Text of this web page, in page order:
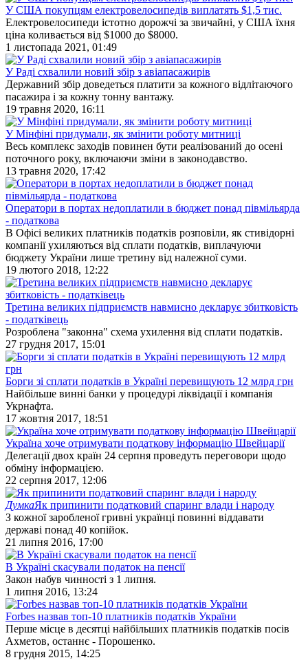
У США покупцям електровелосипедів виплатять $1,5 тис.
Електровелосипеди істотно дорожчі за звичайні, у США їхня
ціна коливається від $1000 до $8000.
1 листопада 2021, 01:49
У Раді схвалили новий збір з авіапасажирів
Державний збір доведеться платити за кожного відлітаючого
пасажира і за кожну тонну вантажу.
19 травня 2020, 16:11
У Мінфіні придумали, як змінити роботу митниці
Весь комплекс заходів повинен бути реалізований до осені
поточного року, включаючи зміни в законодавство.
13 травня 2020, 17:42
Оператори в портах недоплатили в бюджет понад півмільярда
- податкова
В Офісі великих платників податків розповіли, як стивідорні
компанії ухиляються від сплати податків, виплачуючи
бюджету України лише третину від належної суми.
19 лютого 2018, 12:22
Третина великих підприємств навмисно декларує збитковість
- податківець
Розроблена "законна" схема ухилення від сплати податків.
27 грудня 2017, 15:01
Борги зі сплати податків в Україні перевищують 12 млрд грн
Найбільше винні банки у процедурі ліквідації і компанія
Укрнафта.
17 жовтня 2017, 18:51
Україна хоче отримувати податкову інформацію Швейцарії
Делегації двох країн 24 серпня проведуть переговори щодо
обміну інформацією.
22 серпня 2017, 12:06
ДумкаЯк припинити податковий спаринг влади і народу
З кожної заробленої гривні українці повинні віддавати
державі понад 40 копійок.
21 липня 2016, 17:00
В Україні скасували податок на пенсії
Закон набув чинності з 1 липня.
1 липня 2016, 13:24
Forbes назвав топ-10 платників податків України
Перше місце в десятці найбільших платників податків посів
Ахметов, останнє - Порошенко.
8 грудня 2015, 14:25